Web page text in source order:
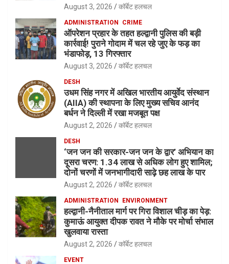
August 3, 2026 कॉर्बेट हलचल
ADMINISTRATION CRIME
ऑपरेशन प्रहार के तहत हल्द्वानी पुलिस की बड़ी
कार्रवाई! पुराने गोदाम में चल रहे जुए के फड़ का
भंडाफोड़, 13 गिरफ्तार
August 3, 2026 कॉर्बेट हलचल
DESH
उधम सिंह नगर में अखिल भारतीय आयुर्वेद संस्थान
(AIIA) की स्थापना के लिए मुख्य सचिव आनंद
बर्धन ने दिल्ली में रखा मजबूत पक्ष
August 2, 2026 कॉर्बेट हलचल
DESH
‘जन जन की सरकार-जन जन के द्वार’ अभियान का
दूसरा चरण: 1.34 लाख से अधिक लोग हुए शामिल;
दोनों चरणों में जनभागीदारी साढ़े छह लाख के पार
August 2, 2026 कॉर्बेट हलचल
ADMINISTRATION ENVIRONMENT
हल्द्वानी-नैनीताल मार्ग पर गिरा विशाल चीड़ का पेड़:
कुमाऊं आयुक्त दीपक रावत ने मौके पर मोर्चा संभाल
खुलवाया रास्ता
August 2, 2026 कॉर्बेट हलचल
EVENT